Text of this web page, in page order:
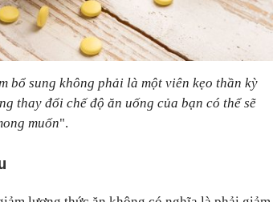
bổ sung không phải là một viên kẹo thần kỳ
thay đổi chế độ ăn uống của bạn có thể sẽ
muốn".